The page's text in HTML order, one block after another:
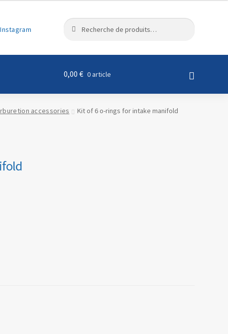
Instagram
Recherche
R
h
r
e
0,00 € 0 article
accessories Kit of 6 o-rings for intake manifold